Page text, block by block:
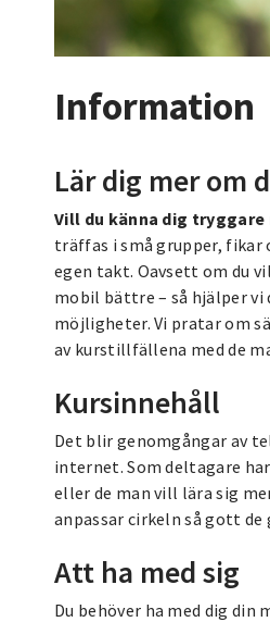
Information
Lär dig mer om
Vill du känna dig tryggare
träffas i små grupper, fikar
egen takt. Oavsett om du
mobil bättre – så hjälper
möjligheter. Vi pratar om
av kurstillfällena med de
Kursinnehåll
Det blir genomgångar av
internet. Som deltagare
eller de man vill lära sig
anpassar cirkeln så gott de
Att ha med sig
Du behöver ha med dig